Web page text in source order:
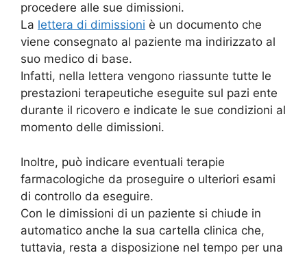
procedere alle sue dimissioni.
La lettera di dimissioni è un documento che
viene consegnato al paziente ma indirizzato al
suo medico di base.
Infatti, nella lettera vengono riassunte tutte le
prestazioni terapeutiche eseguite sul pazi ente
durante il ricovero e indicate le sue condizioni al
momento delle dimissioni.
Inoltre, può indicare eventuali terapie
farmacologiche da proseguire o ulteriori esami
di controllo da eseguire.
Con le dimissioni di un paziente si chiude in
automatico anche la sua cartella clinica che,
tuttavia, resta a disposizione nel tempo per una